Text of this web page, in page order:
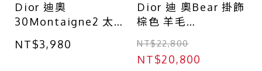
Dior 迪奧
30Montaigne2 太
陽眼鏡 棕色 膠框
30Montaigne2
NT$3,980
Dior 迪 奧Bear 掛飾
棕色 羊毛
12
NT$22,800
NT$20,800